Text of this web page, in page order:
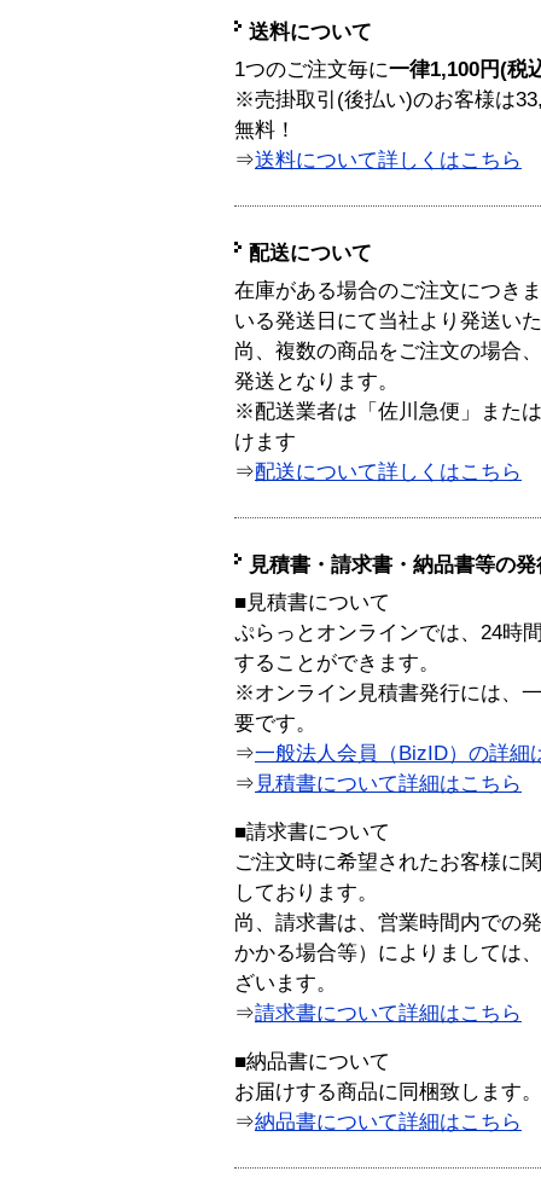
送料について
1つのご注文毎に一律1,100円(税
※売掛取引(後払い)のお客様は
無料！
⇒送料について詳しくはこちら
配送について
在庫がある場合のご注文につき
いる発送日にて当社より発送い
尚、複数の商品をご注文の場合
発送となります。
※配送業者は「佐川急便」また
けます
⇒配送について詳しくはこちら
見積書・請求書・納品書等の
■見積書について
ぷらっとオンラインでは、24時
することができます。
※オンライン見積書発行には、
要です。
⇒一般法人会員（BizID）の詳細
⇒ 見積書について詳細はこちら
■請求書について
ご注文時に希望されたお客様に
しております。
尚、請求書は、営業時間内での
かかる場合等）によりましては
ざいます。
⇒請求書について詳細はこちら
■納品書について
お届けする商品に同梱致します。
⇒納品書について詳細はこちら